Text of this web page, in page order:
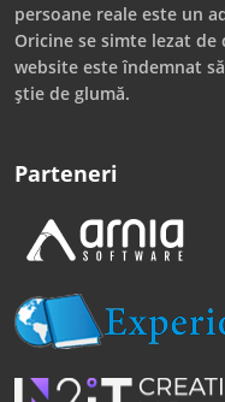
persoane reale este un
Oricine se simte lezat
website este îndemnat
știe de glumă.
Parteneri